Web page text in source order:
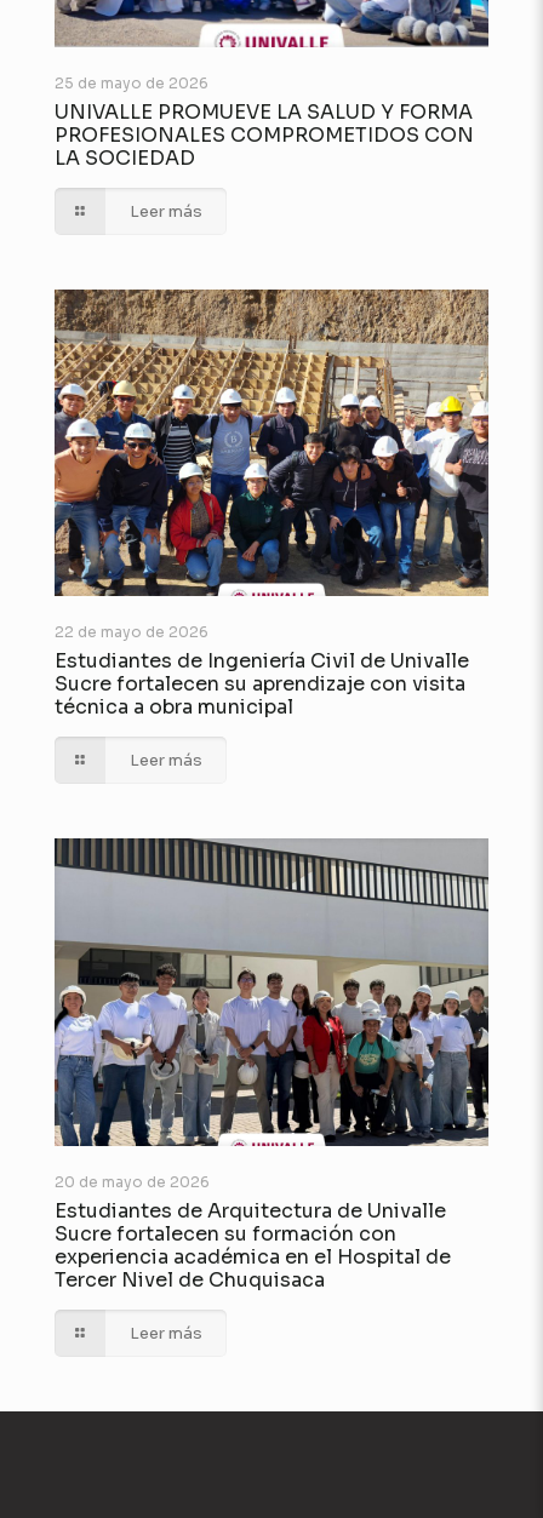
25 de mayo de 2026
UNIVALLE PROMUEVE LA SALUD Y FORMA
PROFESIONALES COMPROMETIDOS CON
LA SOCIEDAD
Leer más
22 de mayo de 2026
Estudiantes de Ingeniería Civil de Univalle
Sucre fortalecen su aprendizaje con visita
técnica a obra municipal
Leer más
20 de mayo de 2026
Estudiantes de Arquitectura de Univalle
Sucre fortalecen su formación con
experiencia académica en el Hospital de
Tercer Nivel de Chuquisaca
Leer más